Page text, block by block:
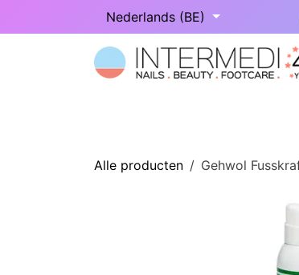
Overslaan naar inhoudNederlands (BE)
Alle producten Gehwol